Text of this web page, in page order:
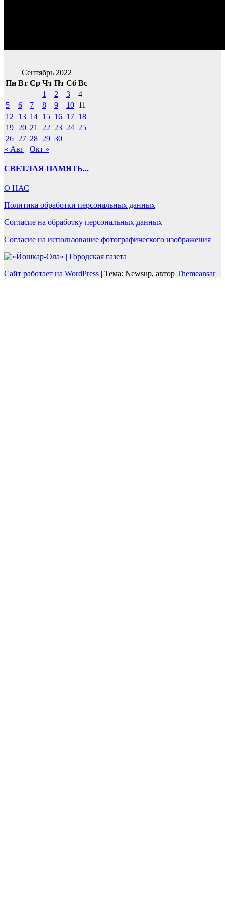
Сентябрь 2022
Пн Вт Ср Чт Пт Сб Вс
1
2 3
4
5
6 7 8 9 10 11
12
13 14 15 16 17 18
19 20 21 22 23 24 25
26 27 28 29 30
« Авг
Окт »
СВЕТЛАЯ ПАМЯТЬ...
О НАС
Политика обработки персональных данных
Согласие на обработку персональных данных
Согласие на использование фотографического изображения
Сайт работает на WordPress | Тема: Newsup, автор Themeansar